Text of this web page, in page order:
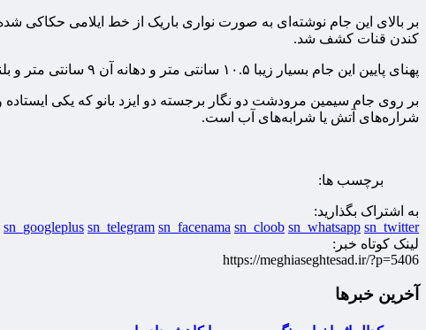
بر بالای این جام نوشته‌ای به صورت نواری باریک از خط ایلامی
کندن قنات کشف شد.
پهنای پایین این جام بسیار زیبا ۱۰.۵ سانتی متر و دهانه آن ۹ سانتی متر و بلندی آن ۲۰ سانتی متر است.
بر روی جام سیمین مرودشت دو نگار برجسته دو ایزد بانو که یکی
شراره‌های آتش یا شرابه‌های آب است.
برچسب ها:
به اشتراک بگذارید:
sn_googleplus sn_telegram sn_facenama sn_cloob sn_whatsapp sn_twitter
لینک کوتاه خبر:
https://meghiaseghtesad.ir/?p=5406
آخرین خبرها